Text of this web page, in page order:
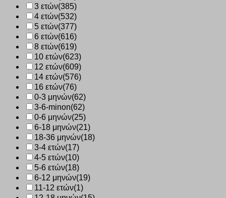
3 ετών(385)
4 ετών(532)
5 ετών(377)
6 ετών(616)
8 ετών(619)
10 ετών(623)
12 ετών(609)
14 ετών(576)
16 ετών(76)
0-3 μηνών(62)
3-6-minon(62)
0-6 μηνών(25)
6-18 μηνών(21)
18-36 μηνών(18)
3-4 ετών(17)
4-5 ετών(10)
5-6 ετών(18)
6-12 μηνών(19)
11-12 ετών(1)